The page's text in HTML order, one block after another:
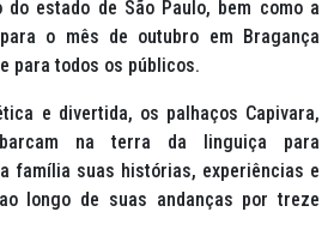
do estado de São Paulo, bem como a
o mês de outubro em Bragança
para todos os públicos.
e divertida, os palhaços Capivara,
na terra da linguiça para
família suas histórias, experiências e
longo de suas andanças por treze